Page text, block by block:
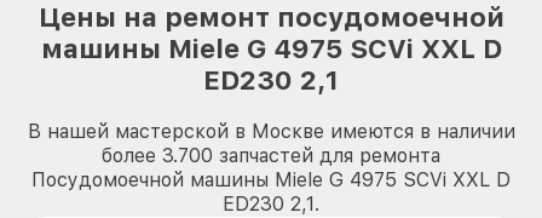
Цены на ремонт посудомоечной
машины Miele G 4975 SCVi XXL D
ED230 2,1
В нашей мастерской в Москве имеются в наличии
более 3.700 запчастей для ремонта
Посудомоечной машины Miele G 4975 SCVi XXL D
ED230 2,1.